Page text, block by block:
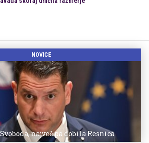
NOVICE
največ pa dobila Resnica